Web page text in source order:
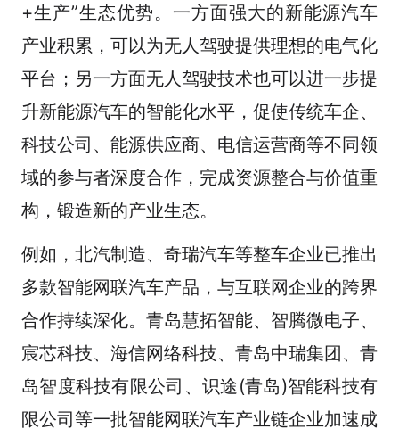
+生产”生态优势。一方面强大的新能源汽车
产业积累，可以为无人驾驶提供理想的电气化
平台；另一方面无人驾驶技术也可以进一步提
升新能源汽车的智能化水平，促使传统车企、
科技公司、能源供应商、电信运营商等不同领
域的参与者深度合作，完成资源整合与价值重
构，锻造新的产业生态。
例如，北汽制造、奇瑞汽车等整车企业已推出
多款智能网联汽车产品，与互联网企业的跨界
合作持续深化。青岛慧拓智能、智腾微电子、
宸芯科技、海信网络科技、青岛中瑞集团、青
岛智度科技有限公司、识途(青岛)智能科技有
限公司等一批智能网联汽车产业链企业加速成